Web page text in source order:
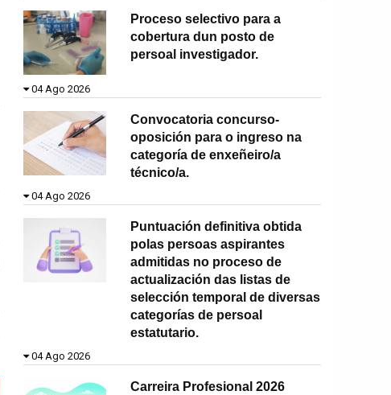
Proceso selectivo para a
cobertura dun posto de
persoal investigador.
04 Ago 2026
Convocatoria concurso-
oposición para o ingreso na
categoría de enxeñeiro/a
técnico/a.
04 Ago 2026
Puntuación definitiva obtida
polas persoas aspirantes
admitidas no proceso de
actualización das listas de
selección temporal de diversas
categorías de persoal
estatutario.
04 Ago 2026
Carreira Profesional 2026